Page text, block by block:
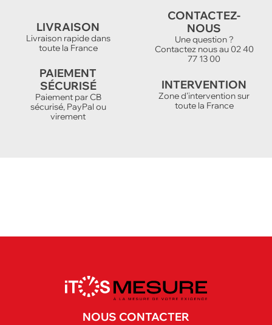
LIVRAISON
Livraison rapide dans
toute la France
CONTACTEZ-
NOUS
Une question ?
Contactez nous au 02 40
77 13 00
PAIEMENT
SÉCURISÉ
Paiement par CB
sécurisé, PayPal ou
virement
INTERVENTION
Zone d'intervention sur
toute la France
NOUS CONTACTER